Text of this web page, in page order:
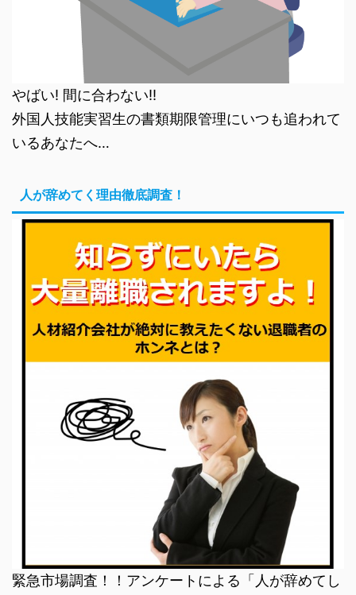
やばい! 間に合わない!!
外国人技能実習生の書類期限管理にいつも追われて
いるあなたへ…
人が辞めてく理由徹底調査！
緊急市場調査！！アンケートによる「人が辞めてし